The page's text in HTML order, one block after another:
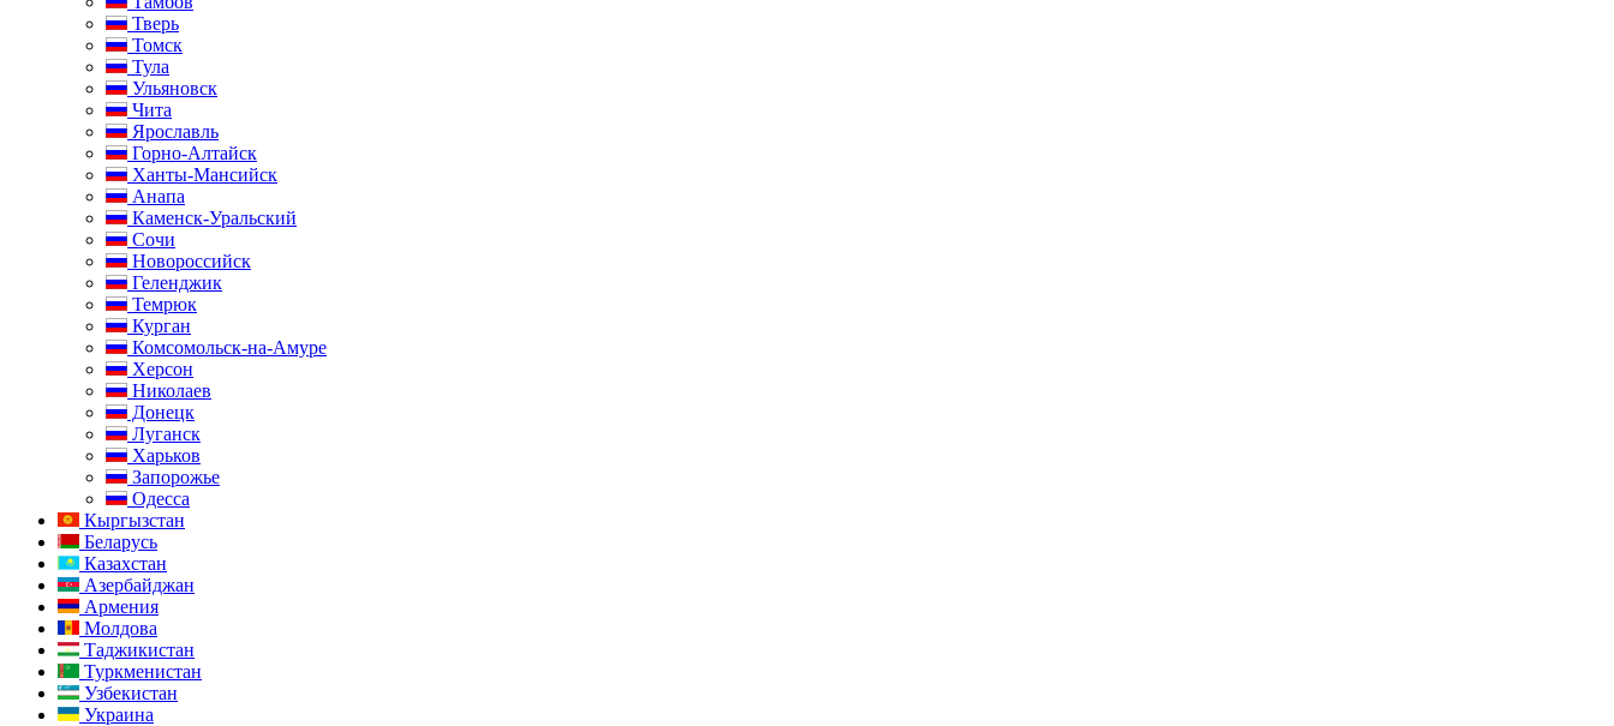
Тверь
Томск
Тула
Ульяновск
Чита
Ярославль
Горно-Алтайск
Ханты-Мансийск
Анапа
Каменск-Уральский
Сочи
Новороссийск
Геленджик
Темрюк
Курган
Комсомольск-на-Амуре
Херсон
Николаев
Донецк
Луганск
Харьков
Запорожье
Одесса
Кыргызстан
Беларусь
Казахстан
Азербайджан
Армения
Молдова
Таджикистан
Туркменистан
Узбекистан
Украина